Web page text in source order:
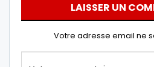
LAISSER UN
Votre adresse email ne